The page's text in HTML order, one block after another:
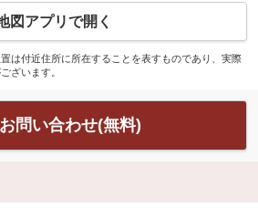
図アプリで開く
は付近住所に所在することを表すものであり、実際
ざいます。
お問い合わせ(無料)